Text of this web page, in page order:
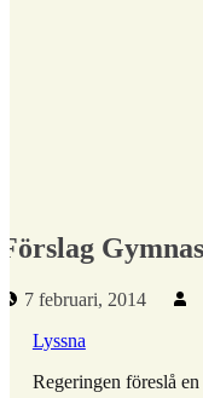
Förslag
Publicerad den:
7 februari, 2014
Lyssna
Regeringen föreslå